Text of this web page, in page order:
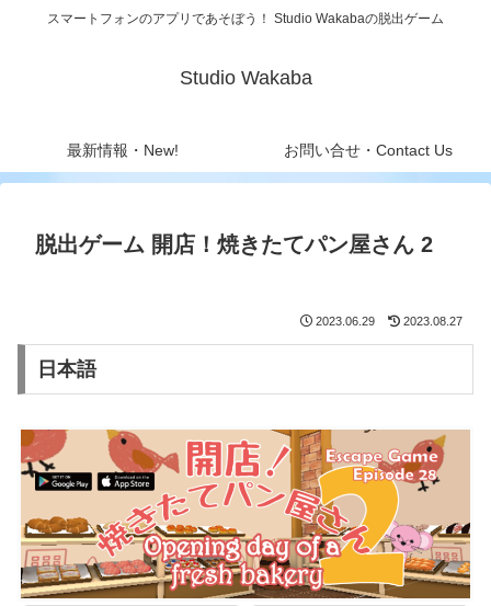
スマートフォンのアプリであそぼう！ Studio Wakabaの脱出ゲーム
Studio Wakaba
最新情報・New! お問い合せ・Contact Us
脱出ゲーム 開店！焼きたてパン屋さん 2
2023.06.29 2023.08.27
日本語